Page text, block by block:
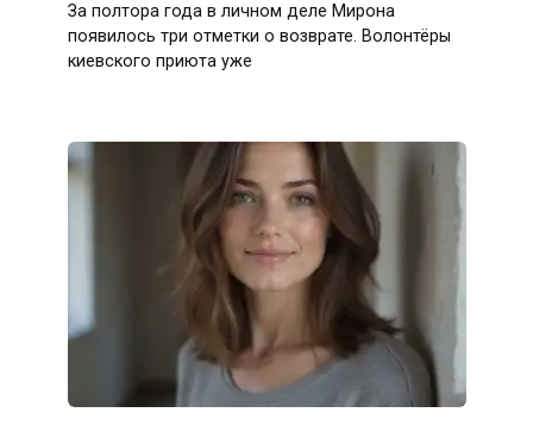
За полтора года в личном деле Мирона
появилось три отметки о возврате. Волонтёры
киевского приюта уже